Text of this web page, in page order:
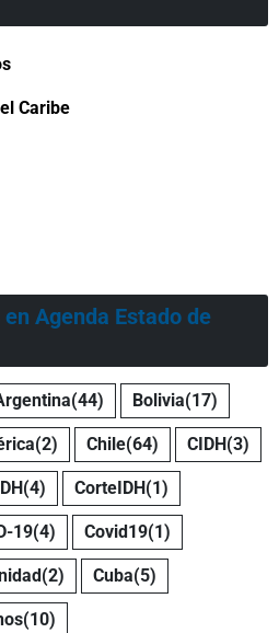
Caribe
Agenda Estado de
(44) Bolivia(17)
(2) Chile(64) CIDH(3)
(4) CorteIDH(1)
19(4) Covid19(1)
(2) Cuba(5)
(10)